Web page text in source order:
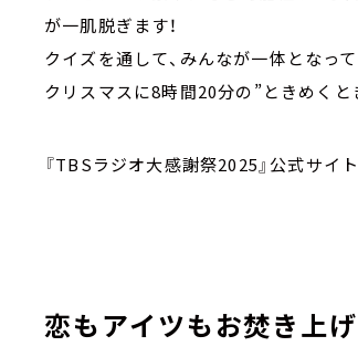
が一肌脱ぎます！
クイズを通して、みんなが一体となっ
クリスマスに8時間20分の”ときめくと
『TBSラジオ大感謝祭2025』公式サイト
恋もアイツもお焚き上